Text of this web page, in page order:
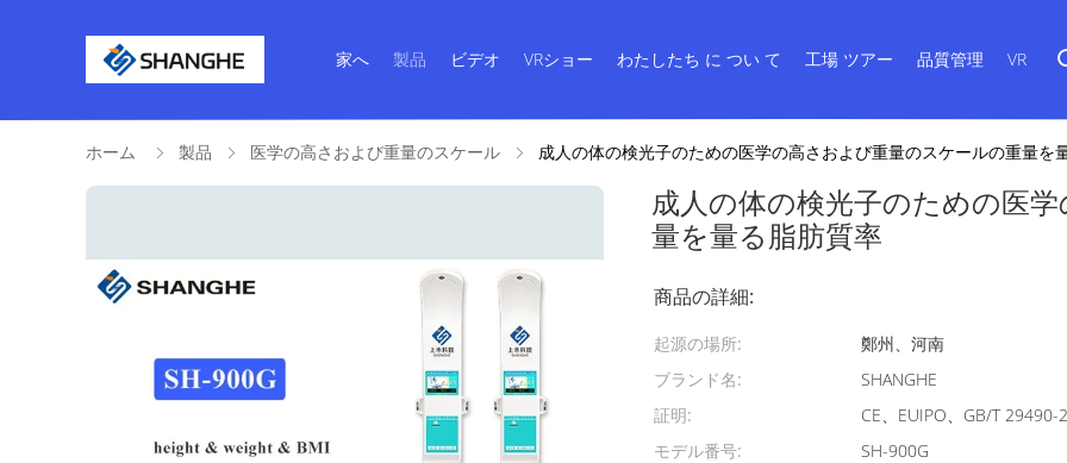
家へ 製品 ビデオ VRショー わたしたち に つい て 工場 ツアー 品質管理 VR
ホーム 製品 医学の高さおよび重量のスケール 成人の体の検光子のための医学の高さおよび重量のスケールの重量を
成人の体の検光子のための医
量を量る脂肪質率
商品の詳細:
起源の場所:
鄭州、河南
ブランド名:
SHANGHE
証明:
CE、EUIPO、GB/T
モデル番号:
SH-900G